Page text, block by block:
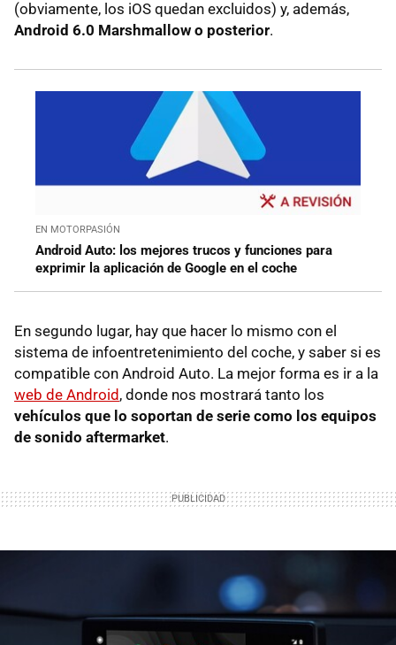
(obviamente, los iOS quedan excluidos) y, además,
Android 6.0 Marshmallow o posterior.
EN MOTORPASIÓN
Android Auto: los mejores trucos y funciones para
exprimir la aplicación de Google en el coche
En segundo lugar, hay que hacer lo mismo con el
sistema de infoentretenimiento del coche, y saber si es
compatible con Android Auto. La mejor forma es ir a la
web de Android , donde nos mostrará tanto los
vehículos que lo soportan de serie como los equipos
de sonido aftermarket.